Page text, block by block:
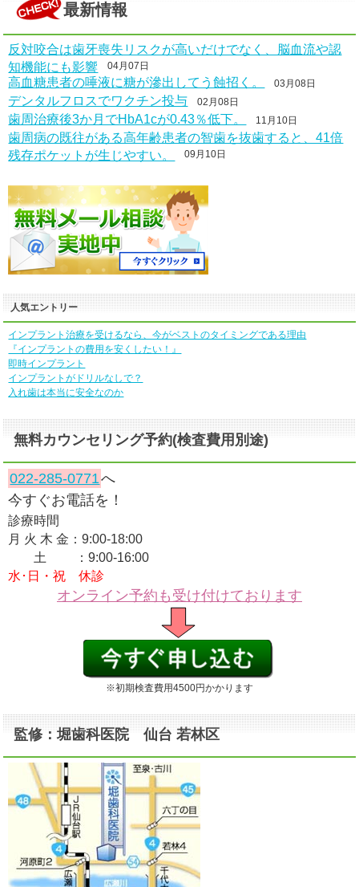
最新情報
反対咬合は歯牙喪失リスクが高いだけでなく、脳血流や認
知機能にも影響 04月07日
高血糖患者の唾液に糖が滲出してう蝕招く。 03月08日
デンタルフロスでワクチン投与 02月08日
歯周治療後3か月でHbA1cが0.43％低下。 11月10日
歯周病の既往がある高年齢患者の智歯を抜歯すると、41倍
残存ポケットが生じやすい。 09月10日
人気エントリー
インプラント治療を受けるなら、今がベストのタイミングである理由
『インプラントの費用を安くしたい！』
即時インプラント
インプラントがドリルなしで？
入れ歯は本当に安全なのか
無料カウンセリング予約(検査費用別途)
022-285-0771へ
今すぐお電話を！
診療時間
月 火 木 金：9:00-18:00
土 ：9:00-16:00
水･日・祝 休診
オンライン予約も受け付けております
※初期検査費用4500円かかります
監修：堀歯科医院 仙台 若林区